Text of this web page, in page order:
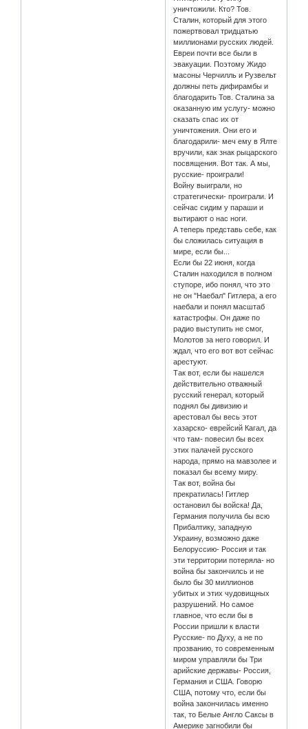
уничтожили. Кто? Тов.
Сталин, который для этого
пожертвовал тридцатью
миллионами русских людей.
Евреи почти все были в
эвакуации. Поэтому Жидо
масоны Черчилль и Рузвельт
должны петь дифирамбы и
благодарить Тов. Сталина за
оказанную им услугу- можно
сказать спас их от
уничтожения. Они его и
благодарили- меч ему в Ялте
вручили, как знак рыцарского
посвящения. Вот так. А мы,
русские- проиграли!
Войну выиграли, но
стратегически- проиграли. И
сейчас сидим у параши и
вытирают о нас ноги.
А теперь представь себе, как
бы сложилась ситуация в
мире, если бы...
Если бы 22 июня, когда
Сталин находился в полном
ступоре, ибо понял, что это
не он "Наебал" Гитлера, а его
наебали и понял масштаб
катастрофы. Он даже по
радио выступить не смог,
Молотов за него говорил. И
ждал, что его вот вот сейчас
арестуют.
Так вот, если бы нашелся
действительно отважный
русский генерал, который
поднял бы дивизию и
арестовал бы весь этот
хазарско- еврейсий Кагал, да
что там- повесил бы всех
этих палачей русского
народа, прямо на мавзолее и
показал бы всему миру.
Так вот, война бы
прекратилась! Гитлер
остановил бы войска! Да,
Германия получила бы всю
Прибалтику, западную
Украину, возможно даже
Белоруссию- Россия и так
эти территории потеряла- но
война бы закончилсь и не
было бы 30 миллионов
убитых и этих чудовищных
разрушений. Но самое
главное, что если бы в
России пришли к власти
Русские- по Духу, а не по
прозванию, то современным
миром управляли бы Три
арийские державы- Россия,
Германия и США. Говорю
США, потому что, если бы
война закончилась именно
так, то Белые Англо Саксы в
Америке загнобили бы